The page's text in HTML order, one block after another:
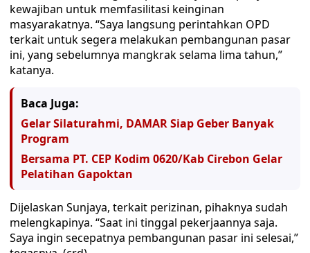
kewajiban untuk memfasilitasi keinginan
masyarakatnya. “Saya langsung perintahkan OPD
terkait untuk segera melakukan pembangunan pasar
ini, yang sebelumnya mangkrak selama lima tahun,”
katanya.
Baca Juga:
Gelar Silaturahmi, DAMAR Siap Geber Banyak
Program
Bersama PT. CEP Kodim 0620/Kab Cirebon Gelar
Pelatihan Gapoktan
Dijelaskan Sunjaya, terkait perizinan, pihaknya sudah
melengkapinya. “Saat ini tinggal pekerjaannya saja.
Saya ingin secepatnya pembangunan pasar ini selesai,”